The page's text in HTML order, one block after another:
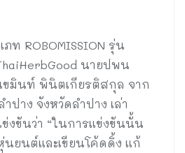
ภท ROBOMISSION รุ่น
นายปพน
ขมินท์ พินิตเกียรติสกุล จาก
ปาง จังหวัดลำปาง เล่า
งขันว่า “ในการแข่งขันนั้น
นยนต์และเขียนโค้ดดิ้ง แก้